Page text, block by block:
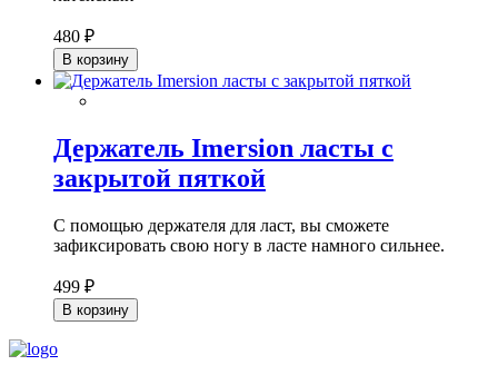
480 ₽
В корзину
Держатель Imersion ласты с
закрытой пяткой
С помощью держателя для ласт, вы сможете
зафиксировать свою ногу в ласте намного сильнее.
499 ₽
В корзину